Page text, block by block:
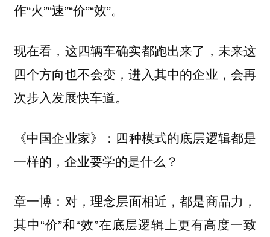
作“火”“速”“价”“效”。
现在看，这四辆车确实都跑出来了，未来这
四个方向也不会变，进入其中的企业，会再
次步入发展快车道。
《中国企业家》： 四种模式的底层逻辑都是
一样的，企业要学的是什么？
章一博： 对，理念层面相近，都是商品力，
其中“价”和“效”在底层逻辑上更有高度一致